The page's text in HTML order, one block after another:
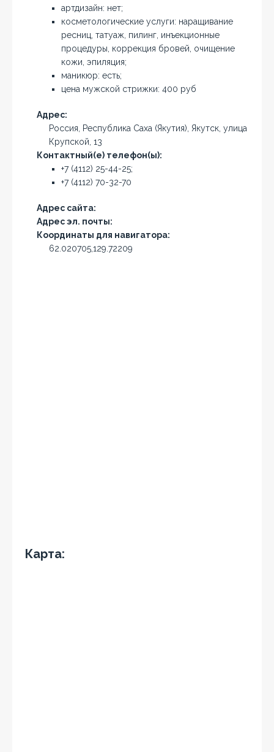
артдизайн: нет;
косметологические услуги: наращивание
ресниц, татуаж, пилинг, инъекционные
процедуры, коррекция бровей, очищение
кожи, эпиляция;
маникюр: есть;
цена мужской стрижки: 400 руб
Адрес:
Россия, Республика Саха (Якутия), Якутск, улица
Крупской, 13
Контактный(е) телефон(ы):
+7 (4112) 25-44-25;
+7 (4112) 70-32-70
Адрес сайта:
Адрес эл. почты:
Координаты для навигатора:
62.020705,129.72209
Карта: